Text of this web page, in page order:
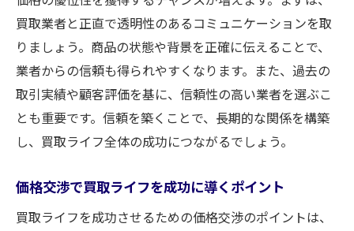
買取業者と正直で透明性のあるコミュニケーションを取
りましょう。商品の状態や背景を正確に伝えることで、
業者からの信頼も得られやすくなります。また、過去の
取引実績や顧客評価を基に、信頼性の高い業者を選ぶこ
とも重要です。信頼を築くことで、長期的な関係を構築
し、買取ライフ全体の成功につながるでしょう。
価格交渉で買取ライフを成功に導くポイント
買取ライフを成功させるための価格交渉のポイントは、